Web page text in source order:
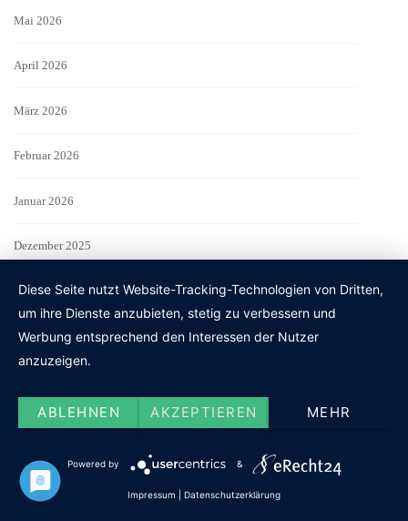
Mai 2026
April 2026
März 2026
Februar 2026
Januar 2026
Dezember 2025
November 2025
Oktober 2025
August 2025
Juli 2025
Diese Seite nutzt Website-Tracking-Technologien von Dritten,
um ihre Dienste anzubieten, stetig zu verbessern und
Werbung entsprechend den Interessen der Nutzer
anzuzeigen.
ABLEHNEN AKZEPTIEREN MEHR
Powered by &
Impressum Datenschutzerklärung